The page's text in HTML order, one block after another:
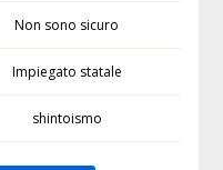
Non sono sicuro
Impiegato statale
shintoismo